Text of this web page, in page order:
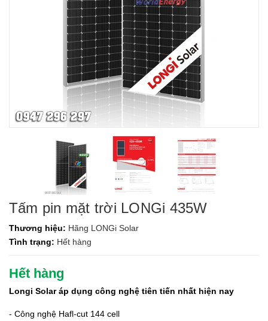
Tấm pin mặt trời LONGi 435W
Thương hiệu: Hãng LONGi Solar
Tình trạng: Hết hàng
Hết hàng
Longi Solar áp dụng công nghệ tiên tiến nhất hiện nay
- Công nghệ Hafl-cut 144 cell